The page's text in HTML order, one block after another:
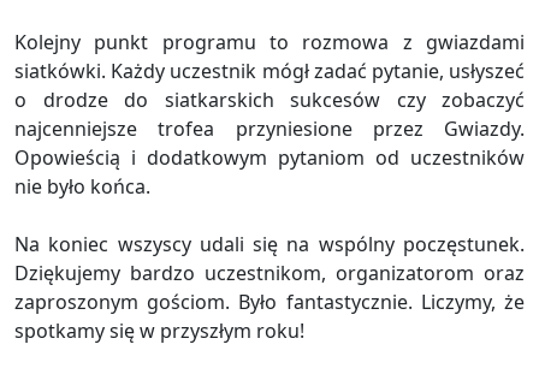
Kolejny punkt programu to rozmowa z gwiazdami
siatkówki. Każdy uczestnik mógł zadać pytanie, usłyszeć
o drodze do siatkarskich sukcesów czy zobaczyć
najcenniejsze trofea przyniesione przez Gwiazdy.
Opowieścią i dodatkowym pytaniom od uczestników
nie było końca.
Na koniec wszyscy udali się na wspólny poczęstunek.
Dziękujemy bardzo uczestnikom, organizatorom oraz
zaproszonym gościom. Było fantastycznie. Liczymy, że
spotkamy się w przyszłym roku!